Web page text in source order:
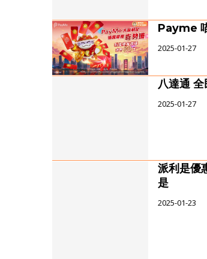
Payme
2025-01-27
八達通
2025-01-27
派利是優
是
2025-01-23